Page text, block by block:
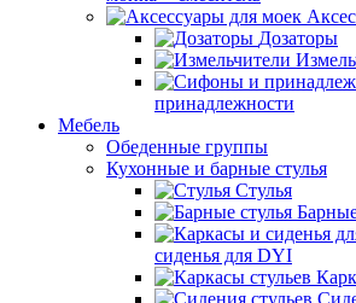
Дозаторы
принадлежности
Мебель
Обеденные группы
Кухонные и барные стулья
Стулья
сиденья для DYI